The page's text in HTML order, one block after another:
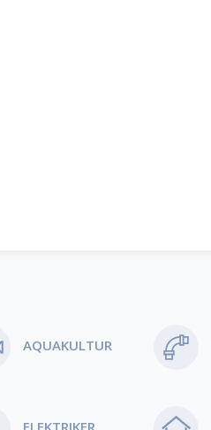
AQUAKULTUR
ELEKTRIKER